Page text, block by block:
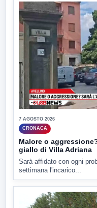
7 AGOSTO 2026
CRONACA
Malore o
giallo di Villa Adriana
Sarà affidato con ogni
settimana l'incarico...